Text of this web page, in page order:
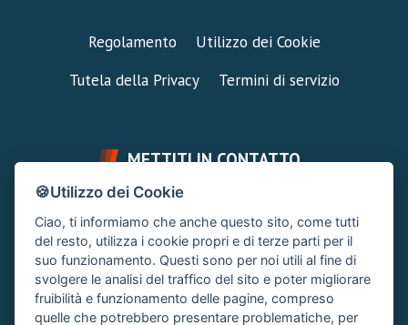
Regolamento
Utilizzo dei Cookie
Tutela della Privacy
Termini di servizio
METTITI IN CONTATTO
FAI UNA DOMANDA
Chiedi un Consiglio
Area Ticket
CONTATTA L'AMMINISTRAZIONE
Clicca quì
🍪Utilizzo dei Cookie
Ciao, ti informiamo che anche questo sito, come tutti
del resto, utilizza i cookie propri e di terze parti per il
suo funzionamento. Questi sono per noi utili al fine di
svolgere le analisi del traffico del sito e poter migliorare
fruibilità e funzionamento delle pagine, compreso
quelle che potrebbero presentare problematiche, per